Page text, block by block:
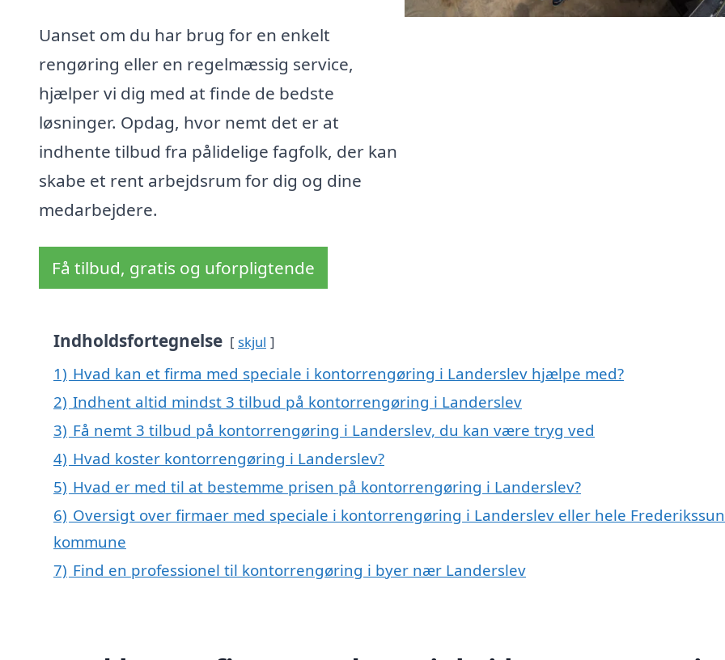
Uanset om du har brug for en enkelt
rengøring eller en regelmæssig service,
hjælper vi dig med at finde de bedste
løsninger. Opdag, hvor nemt det er at
indhente tilbud fra pålidelige fagfolk, der kan
skabe et rent arbejdsrum for dig og dine
medarbejdere.
Få tilbud, gratis og uforpligtende
Indholdsfortegnelse skjul
1) Hvad kan et firma med speciale i kontorrengøring i Landerslev hjælpe med?
2) Indhent altid mindst 3 tilbud på kontorrengøring i Landerslev
3) Få nemt 3 tilbud på kontorrengøring i Landerslev, du kan være tryg ved
4) Hvad koster kontorrengøring i Landerslev?
5) Hvad er med til at bestemme prisen på kontorrengøring i Landerslev?
6) Oversigt over firmaer med speciale i kontorrengøring i Landerslev eller hele
kommune
7) Find en professionel til kontorrengøring i byer nær Landerslev